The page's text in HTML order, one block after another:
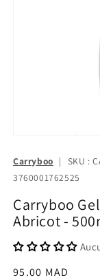
Carryboo | SKU :
3760001762525
Carryboo
Abricot -
Prix
95.00 MAD